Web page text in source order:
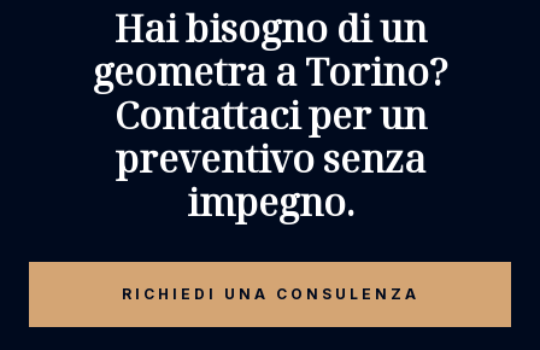
Hai bisogno di un
geometra a Torino?
Contattaci per un
preventivo senza
impegno.
RICHIEDI UNA CONSULENZA